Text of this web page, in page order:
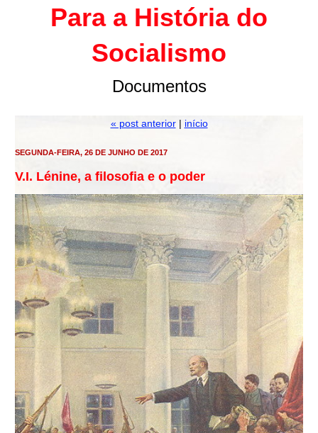
Para a História do
Socialismo
Documentos
« post anterior| início
SEGUNDA-FEIRA, 26 DE JUNHO DE 2017
V.I. Lénine, a filosofia e o poder